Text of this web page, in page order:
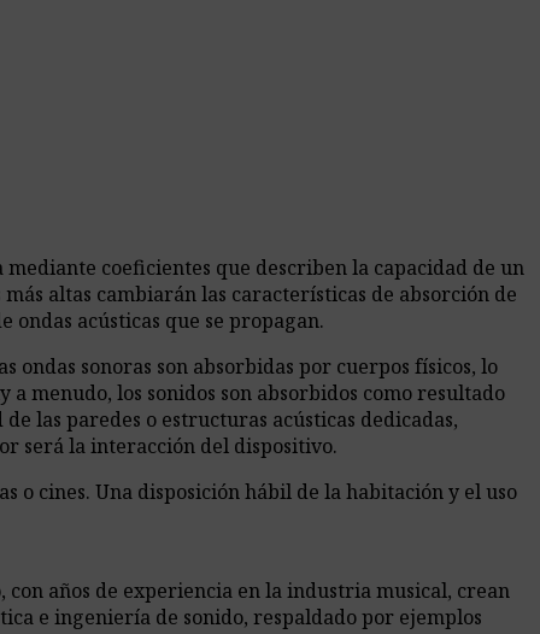
coeficientes que describen la capacidad de un
altas cambiarán las características de absorción de
acústicas que se propagan.
ondas sonoras son absorbidas por cuerpos físicos, lo
menudo, los sonidos son absorbidos como resultado
las paredes o estructuras acústicas dedicadas,
será la interacción del dispositivo.
o cines. Una disposición hábil de la habitación y el uso
años de experiencia en la industria musical, crean
e ingeniería de sonido, respaldado por ejemplos